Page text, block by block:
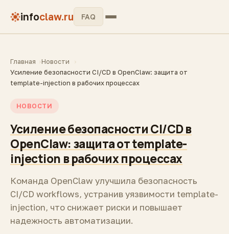
infoclaw.ru FAQ
Главная
Новости
Усиление безопасности CI/CD в OpenClaw: защита от
template-injection в рабочих процессах
НОВОСТИ
Усиление безопасности CI/CD в
OpenClaw: защита от template-
injection в рабочих процессах
Команда OpenClaw улучшила безопасность
CI/CD workflows, устранив уязвимости template-
injection, что снижает риски и повышает
надежность автоматизации.